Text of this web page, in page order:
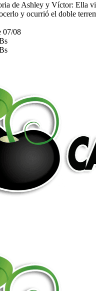
de Ashley y Víctor: Ella
y ocurrió el doble
07/08